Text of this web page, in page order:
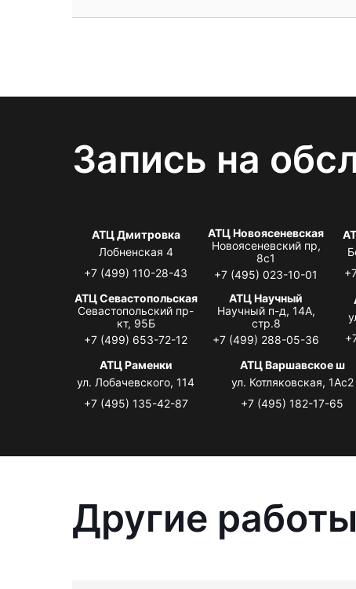
Запись на
АТЦ Дмитровка
Лобненская 4
+7 (499) 110-28-43
АТЦ Новоясеневская
Новоясеневский пр,
8с1
+7 (495) 023-10-01
АТЦ Севастопольская
Севастопольский пр-
кт, 95Б
+7 (499) 653-72-12
АТЦ Научный
Научный п-д, 14А,
стр.8
+7 (499) 288-05-36
АТЦ Раменки
ул. Лобачевского, 114
+7 (495) 135-42-87
АТЦ Варшавское ш
ул. Котляковская, 1Ас2
+7 (495) 182-17-65
Другие